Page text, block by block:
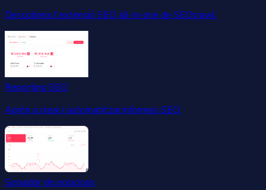
Descobreix l'extensió SEO all-in-one de SEOcrawl.
Reporting SEO
Aprèn a crear i automatitzar informes SEO.
Seguidor de posicions